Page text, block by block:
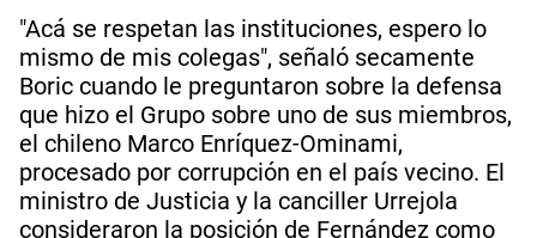
"Acá se respetan las instituciones, espero lo
mismo de mis colegas", señaló secamente
Boric cuando le preguntaron sobre la defensa
que hizo el Grupo sobre uno de sus miembros,
el chileno Marco Enríquez-Ominami,
procesado por corrupción en el país vecino. El
ministro de Justicia y la canciller Urrejola
consideraron la posición de Fernández como